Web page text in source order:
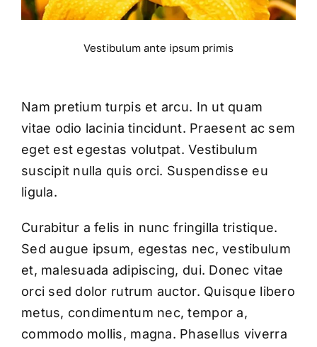
Vestibulum ante ipsum primis
Nam pretium turpis et arcu. In ut quam
vitae odio lacinia tincidunt. Praesent ac sem
eget est egestas volutpat. Vestibulum
suscipit nulla quis orci. Suspendisse eu
ligula.
Curabitur a felis in nunc fringilla tristique.
Sed augue ipsum, egestas nec, vestibulum
et, malesuada adipiscing, dui. Donec vitae
orci sed dolor rutrum auctor. Quisque libero
metus, condimentum nec, tempor a,
commodo mollis, magna. Phasellus viverra